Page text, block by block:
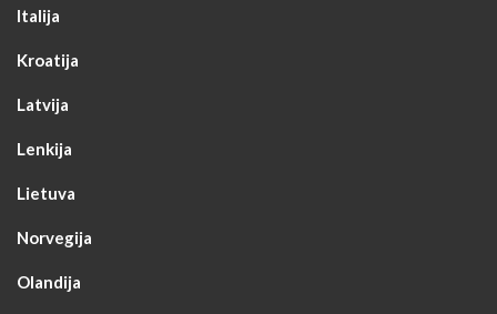
Italija
Kroatija
Latvija
Lenkija
Lietuva
Norvegija
Olandija